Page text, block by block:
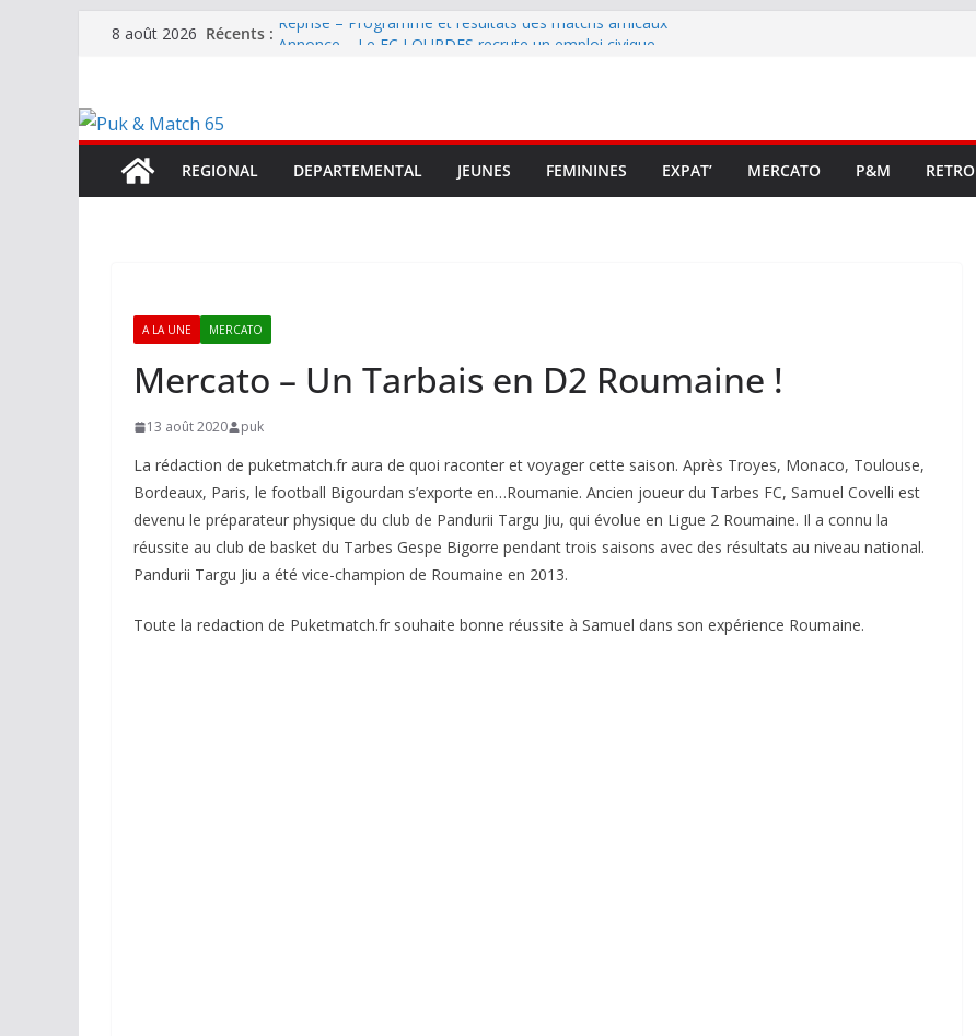
Passer8 août 2026 Récents : Reprise – Programme et résultats des matchs amicaux
terrain d’expression au HOFC
REGIONAL
DEPARTEMENTAL JEUNES FEMININES EXPAT’ MERCATO P&M RETRO
A LA UNE MERCATO
Mercato – Un Tarbais en D2 Roumaine !
13 août 2020 puk
La rédaction de puketmatch.fr aura de quoi raconter et voyager cette saison. Après Troyes, Monaco, Toulouse,
Bordeaux, Paris, le football Bigourdan s’exporte en…Roumanie. Ancien joueur du Tarbes FC, Samuel Covelli est
devenu le préparateur physique du club de Pandurii Targu Jiu, qui évolue en Ligue 2 Roumaine. Il a connu la
réussite au club de basket du Tarbes Gespe Bigorre pendant trois saisons avec des résultats au niveau national.
Pandurii Targu Jiu a été vice-champion de Roumaine en 2013.
Toute la redaction de Puketmatch.fr souhaite bonne réussite à Samuel dans son expérience Roumaine.